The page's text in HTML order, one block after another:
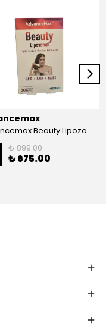
Advancemax Beauty Lipozomal Hyalüronik Asit Keratin Biotin Zn 30 Kapsül 8684375607556
₺ 899.00
₺ 675.00